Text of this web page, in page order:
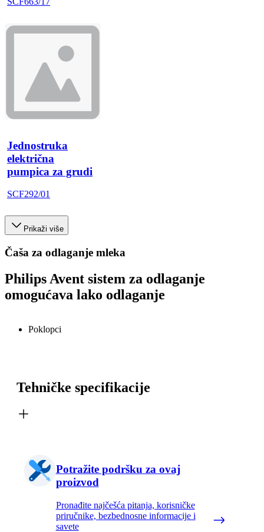
Jednostruka
električna
pumpica za grudi
SCF292/01
Prikaži više
Čaša za odlaganje mleka
Philips Avent sistem za odlaganje
omogućava lako odlaganje
Poklopci
Tehničke specifikacije
Potražite podršku za ovaj
proizvod
Pronađite najčešća pitanja, korisničke
priručnike, bezbednosne informacije i
savete